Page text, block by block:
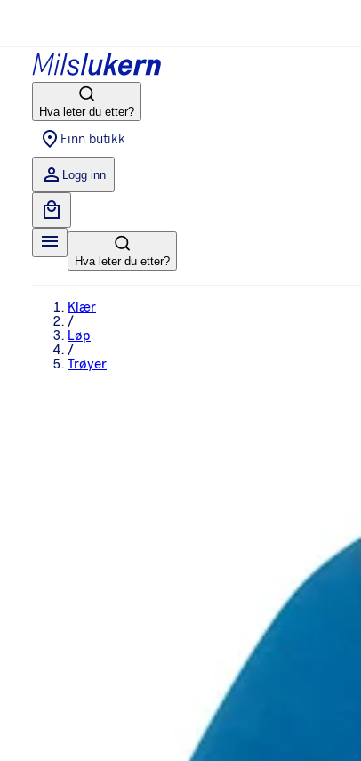
Hva leter du etter?
Finn butikk
Logg inn
Hva leter du etter?
Klær
/
Løp
/
Trøyer